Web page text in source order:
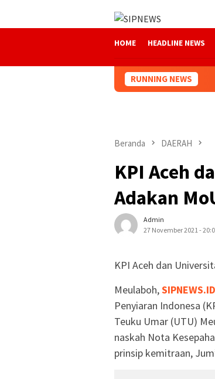
HOME HEADLINE NEWS
RUNNING NEWS
Beranda DAERAH
KPI Aceh
Adakan
Admin
27 November 2021 -
KPI Aceh dan
Meulaboh,SIPNEWS.ID
Penyiaran Indonesa
Teuku Umar (UTU)
naskah Nota
prinsip kemitraan,